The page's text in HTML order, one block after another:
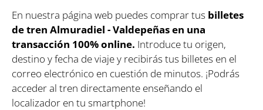
En nuestra página web puedes comprar tus billetes
de tren Almuradiel - Valdepeñas en una
transacción 100% online. Introduce tu origen,
destino y fecha de viaje y recibirás tus billetes en el
correo electrónico en cuestión de minutos. ¡Podrás
acceder al tren directamente enseñando el
localizador en tu smartphone!